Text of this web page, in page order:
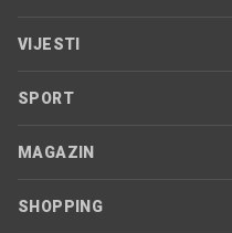
VIJESTI
SPORT
MAGAZIN
SHOPPING